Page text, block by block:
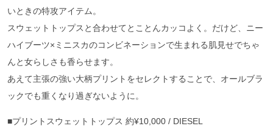
いときの特攻アイテム。
スウェットトップスと合わせてとことんカッコよく。だけど、ニー
ハイブーツ×ミニスカのコンビネーションで生まれる肌見せでちゃ
んと女らしさも香らせます。
あえて主張の強い大柄プリントをセレクトすることで、オールブラ
ックでも重くなり過ぎないように。
■プリントスウェットトップス 約¥10,000 / DIESEL